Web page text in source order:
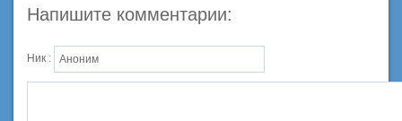
Напишите комментарии:
Ник :